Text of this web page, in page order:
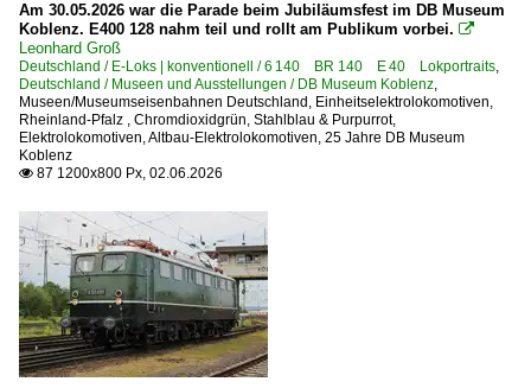
Dieseltriebzüge | 95 80
0 610 BR 610 'Pendolino'
0 628 BR 628 · 928 · BR 629
DB VT 98 · BR 796/996 · BR 798/998 Uerdinger
E-Loks | Altbau
E 04 BR 104 · DR 204
E 16 BR 116 bay. ES1
Am 30.05.2026 war die Parade beim Jubiläumsfest im DB Museum
Koblenz. E400 128 nahm teil und rollt am Publikum vorbei. 
Leonhard Groß
Deutschland / E-Loks | konventionell / 6 140 BR 140 E 40 Lokportraits,
Deutschland / Museen und Ausstellungen / DB Museum Koblenz,
Museen/Museumseisenbahnen Deutschland , Einheitselektrolokomotiven,
Rheinland-Pfalz , Chromdioxidgrün, Stahlblau & Purpurrot,
Elektrolokomotiven,Altbau-Elektrolokomotiven, 25 Jahre DB Museum
Koblenz
 87 1200x800 Px, 02.06.2026